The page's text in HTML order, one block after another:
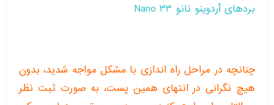
بردهای آردوینو نانو Nano 33
چنانچه در مراحل راه اندازی با مشکل مواجه شدید، بدون
هیچ نگرانی در انتهای همین پست، به صورت ثبت نظر